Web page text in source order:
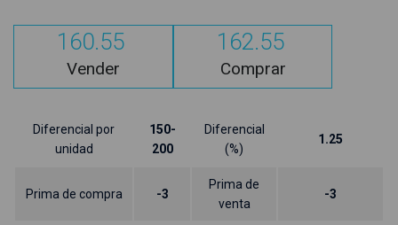
160.55
Vender
162.55
Comprar
Diferencial por
unidad
150-
200
Diferencial
(%)
1.25
Prima de compra -3
Prima de
venta
-3